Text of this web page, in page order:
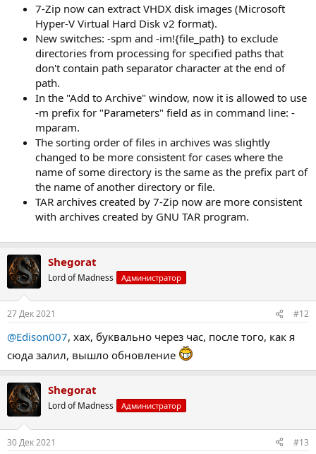
7-Zip now can extract VHDX disk images (Microsoft
Hyper-V Virtual Hard Disk v2 format).
New switches: -spm and -im!{file_path} to exclude
directories from processing for specified paths that
don't contain path separator character at the end of
path.
In the "Add to Archive" window, now it is allowed to use
-m prefix for "Parameters" field as in command line: -
mparam.
The sorting order of files in archives was slightly
changed to be more consistent for cases where the
name of some directory is the same as the prefix part of
the name of another directory or file.
TAR archives created by 7-Zip now are more consistent
with archives created by GNU TAR program.
Shegorat
Lord of Madness Администратор
27 Дек 2021 #12
@Edison007, хах, буквально через час, после того, как я
сюда залил, вышло обновление
Shegorat
Lord of Madness Администратор
30 Дек 2021 #13